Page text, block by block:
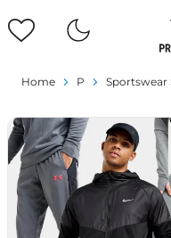
Home P Sportswear